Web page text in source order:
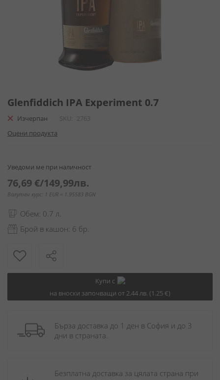
към
на
галерия
със
Glenfiddich IPA Experiment 0.7
Изчерпан SKU
2763
Оцени продукта
Уведоми ме при наличност
76,69 €/149,99лв.
Валутен курс: 1 EUR = 1.95583 BGN
Обем: 0.7 л.
Брой в кашон: 6 бр.
Купи с
на вноски започващи от 2.44 лв. (1.25 €)
Бърза доставка до 1 ден в София и до 3
дни в страната.
Безплатна доставка за цялата страна при